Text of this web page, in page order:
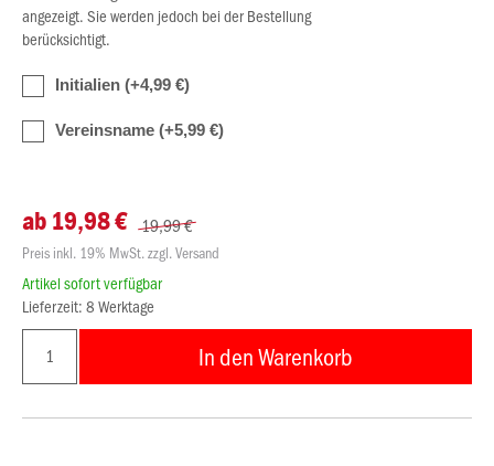
angezeigt. Sie werden jedoch bei der Bestellung
berücksichtigt.
Initialien (+4,99 €)
Vereinsname (+5,99 €)
ab 19,98 € 19,99 €
Preis inkl. 19% MwSt. zzgl. Versand
Artikel sofort verfügbar
Lieferzeit: 8 Werktage
In den Warenkorb